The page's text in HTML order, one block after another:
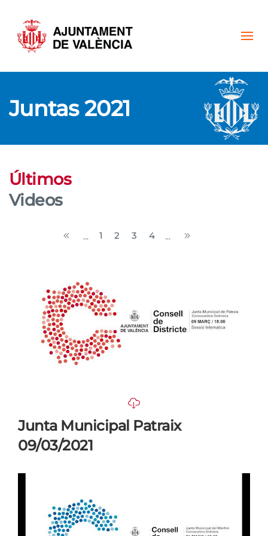
Skip to main content
Juntas 2021
Últimos
Videos
... 1 2 3 4 ...
Junta Municipal Patraix
09/03/2021